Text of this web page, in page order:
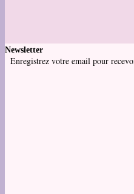
Newsletter
Enregistrez votre email pour